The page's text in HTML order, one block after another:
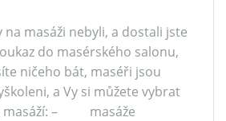
na masáži nebyli, a dostali jste
do masérského salonu,
ničeho bát, maséři jsou
a Vy si můžete vybrat
masáží: – masáže